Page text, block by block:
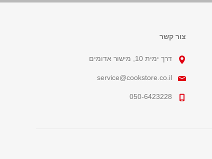
צור קשר
דרך ימית 10, מישור אדומים
service@cookstore.co.il
050-6423228